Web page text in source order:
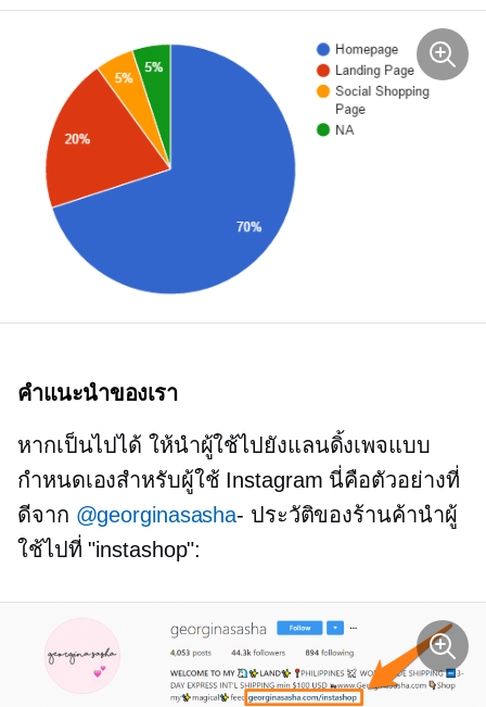
คำแนะนำของเรา
หากเป็นไปได้ ให้นำผู้ใช้ไปยังแลนดิ้งเพจแบบ
กำหนดเองสำหรับผู้ใช้ Instagram นี่คือตัวอย่างที่
ดีจาก @georginasasha- ประวัติของร้านค้านำผู้
ใช้ไปที่ "instashop":